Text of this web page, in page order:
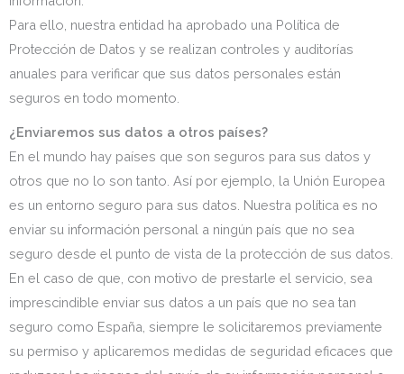
Para ello, nuestra entidad ha aprobado una Política de
Protección de Datos y se realizan controles y auditorías
anuales para verificar que sus datos personales están
seguros en todo momento.
¿Enviaremos sus datos a otros países?
En el mundo hay países que son seguros para sus datos y
otros que no lo son tanto. Así por ejemplo, la Unión Europea
es un entorno seguro para sus datos. Nuestra política es no
enviar su información personal a ningún país que no sea
seguro desde el punto de vista de la protección de sus datos.
En el caso de que, con motivo de prestarle el servicio, sea
imprescindible enviar sus datos a un país que no sea tan
seguro como España, siempre le solicitaremos previamente
su permiso y aplicaremos medidas de seguridad eficaces que